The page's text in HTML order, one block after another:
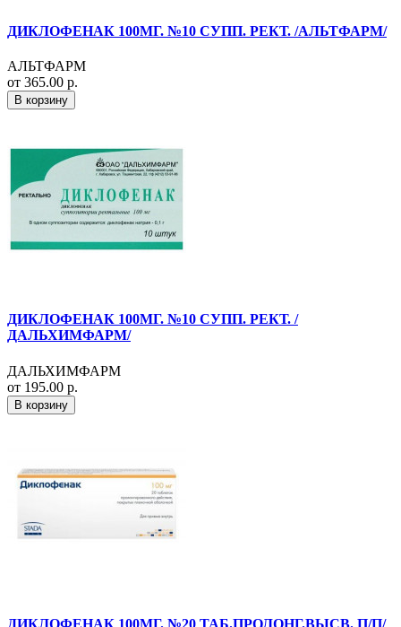
ДИКЛОФЕНАК 100МГ. №10 СУПП. РЕКТ. /АЛЬТФАРМ/
АЛЬТФАРМ
от 365.00 р.
В корзину
ДИКЛОФЕНАК 100МГ. №10 СУПП. РЕКТ. /
ДАЛЬХИМФАРМ/
ДАЛЬХИМФАРМ
от 195.00 р.
В корзину
ДИКЛОФЕНАК 100МГ. №20 ТАБ.ПРОЛОНГ.ВЫСВ. П/П/